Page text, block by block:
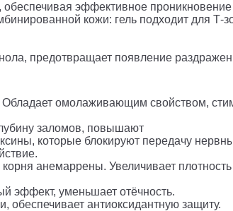
эффективное проникновение
кожи: гель подходит для Т-
предотвращает появление
омолаживающим свойством,
заломов, повышают
которые блокируют передачу
анемаррены. Увеличивает
эффект, уменьшает отёчность.
обеспечивает антиоксидантную защиту.